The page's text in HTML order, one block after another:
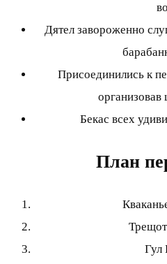
Дятел завороженно
Присоединились к
организовав
Бекас всех
План
Гул